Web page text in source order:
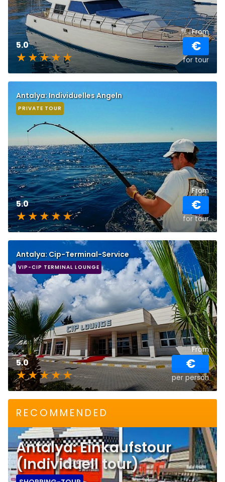
5.0
From
€
for tour
Antalya: Individuelles Angeln
PRIVATE TOUR
5.0
From
€
for tour
Antalya: Cip-Terminal-Service
VIP-CIP TERMINAL LOUNGE
5.0
From
€
per person
RECOMMENDED
Antalya: Einkaufstour
(Individuell tour)